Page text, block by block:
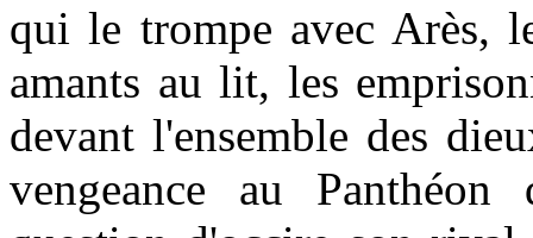
qui le trompe avec Arès,
amants au lit, les
devant l'ensemble des
vengeance au